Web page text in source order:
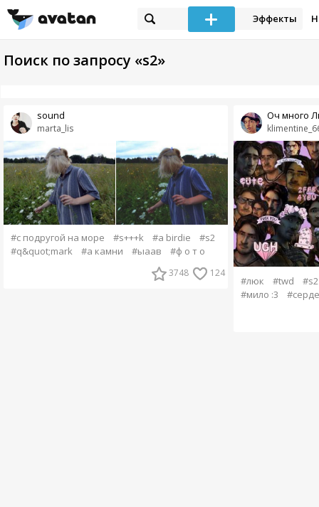
Эффекты
Поиск по запросу «s2»
marta_lis
sound
#c подругой на море #s+++k #a birdie
#s2
#q&quot;mark
#а камни #ыаав #ф о т о
3748 124
Оч много
#люк #twd
#s2
#мило :3